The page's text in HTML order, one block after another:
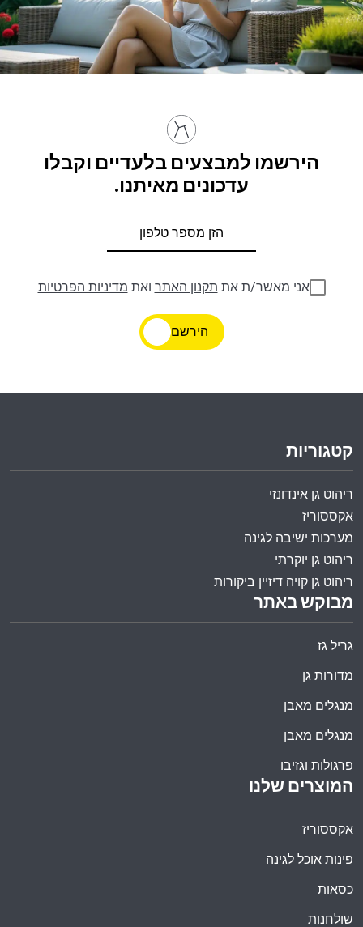
הירשמו למבצעים בלעדיים וקבלו
עדכונים מאיתנו.
אני מאשר/ת את תקנון האתר ואת מדיניות הפרטיות
הירשם
המוצרים שלנו
אקססוריז
פינות אוכל לגינה
כסאות
שולחנות
מבוקש באתר
גריל גז
מדורות גן
מנגלים מאבן
מנגלים מאבן
פרגולות וגזיבו
קטגוריות
ריהוט גן אינדונזי
אקססוריז
מערכות ישיבה לגינה
ריהוט גן יוקרתי
ריהוט גן קויה דיזיין ביקורות